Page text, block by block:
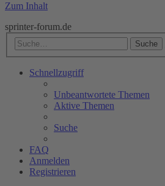
Zum Inhalt
sprinter-forum.de
Suche
Schnellzugriff
Unbeantwortete Themen
Aktive Themen
Suche
FAQ
Anmelden
Registrieren